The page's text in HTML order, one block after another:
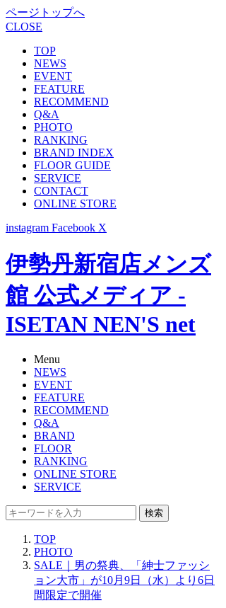
ページトップへ
CLOSE
TOP
NEWS
EVENT
FEATURE
RECOMMEND
Q&A
PHOTO
RANKING
BRAND INDEX
FLOOR GUIDE
SERVICE
CONTACT
ONLINE STORE
instagram Facebook X
伊勢丹新宿店メンズ
館 公式メディア -
ISETAN NEN'S net
Menu
NEWS
EVENT
FEATURE
RECOMMEND
Q&A
BRAND
FLOOR
RANKING
ONLINE STORE
SERVICE
検索
TOP
PHOTO
SALE｜男の祭典、「紳士ファッシ
ョン大市」が10月9日（水）より6日
間限定で開催